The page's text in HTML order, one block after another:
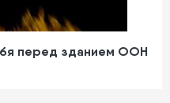
США на Ближнем
перед зданием ООН